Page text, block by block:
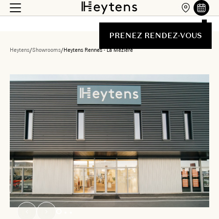
PRENEZ RENDEZ-VOUS
Heytens/Showrooms/Heytens Rennes - La Mézière